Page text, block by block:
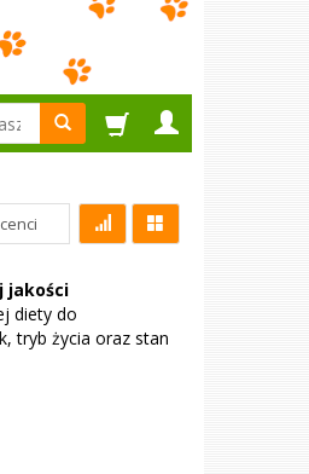
jakości
diety do
tryb życia oraz stan